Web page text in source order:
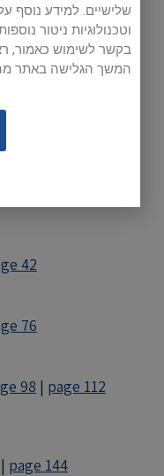
the audio
reading file (mp3)
Link As'.
42
76
98 | page 112
| page 144
וטכנולוגיות ניטור
בקשר לשימוש כאמור,
המשך הגלישה באתר